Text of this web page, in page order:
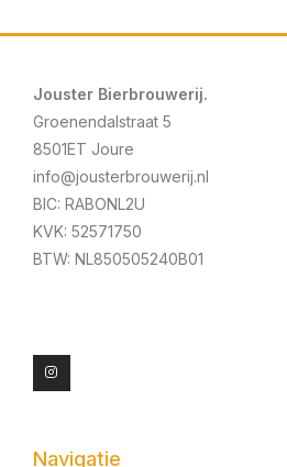
Jouster Bierbrouwerij.
Groenendalstraat 5
8501ET Joure
info@jousterbrouwerij.nl
BIC: RABONL2U
KVK: 52571750
BTW: NL850505240B01
s
t
a
g
Navigatie